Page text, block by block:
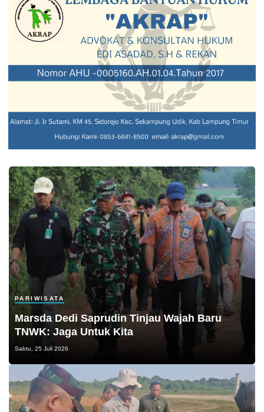
PARIWISATA
Marsda Dedi Saprudin Tinjau Wajah Baru
TNWK: Jaga Untuk Kita
Sabtu, 25 Juli 2026